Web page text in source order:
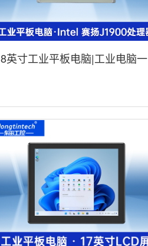
8英寸工业平板电脑|工业电脑一